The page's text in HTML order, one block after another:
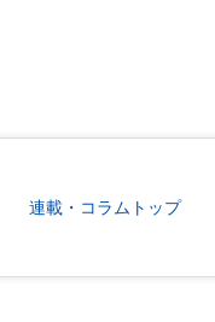
連載・コラムトップ